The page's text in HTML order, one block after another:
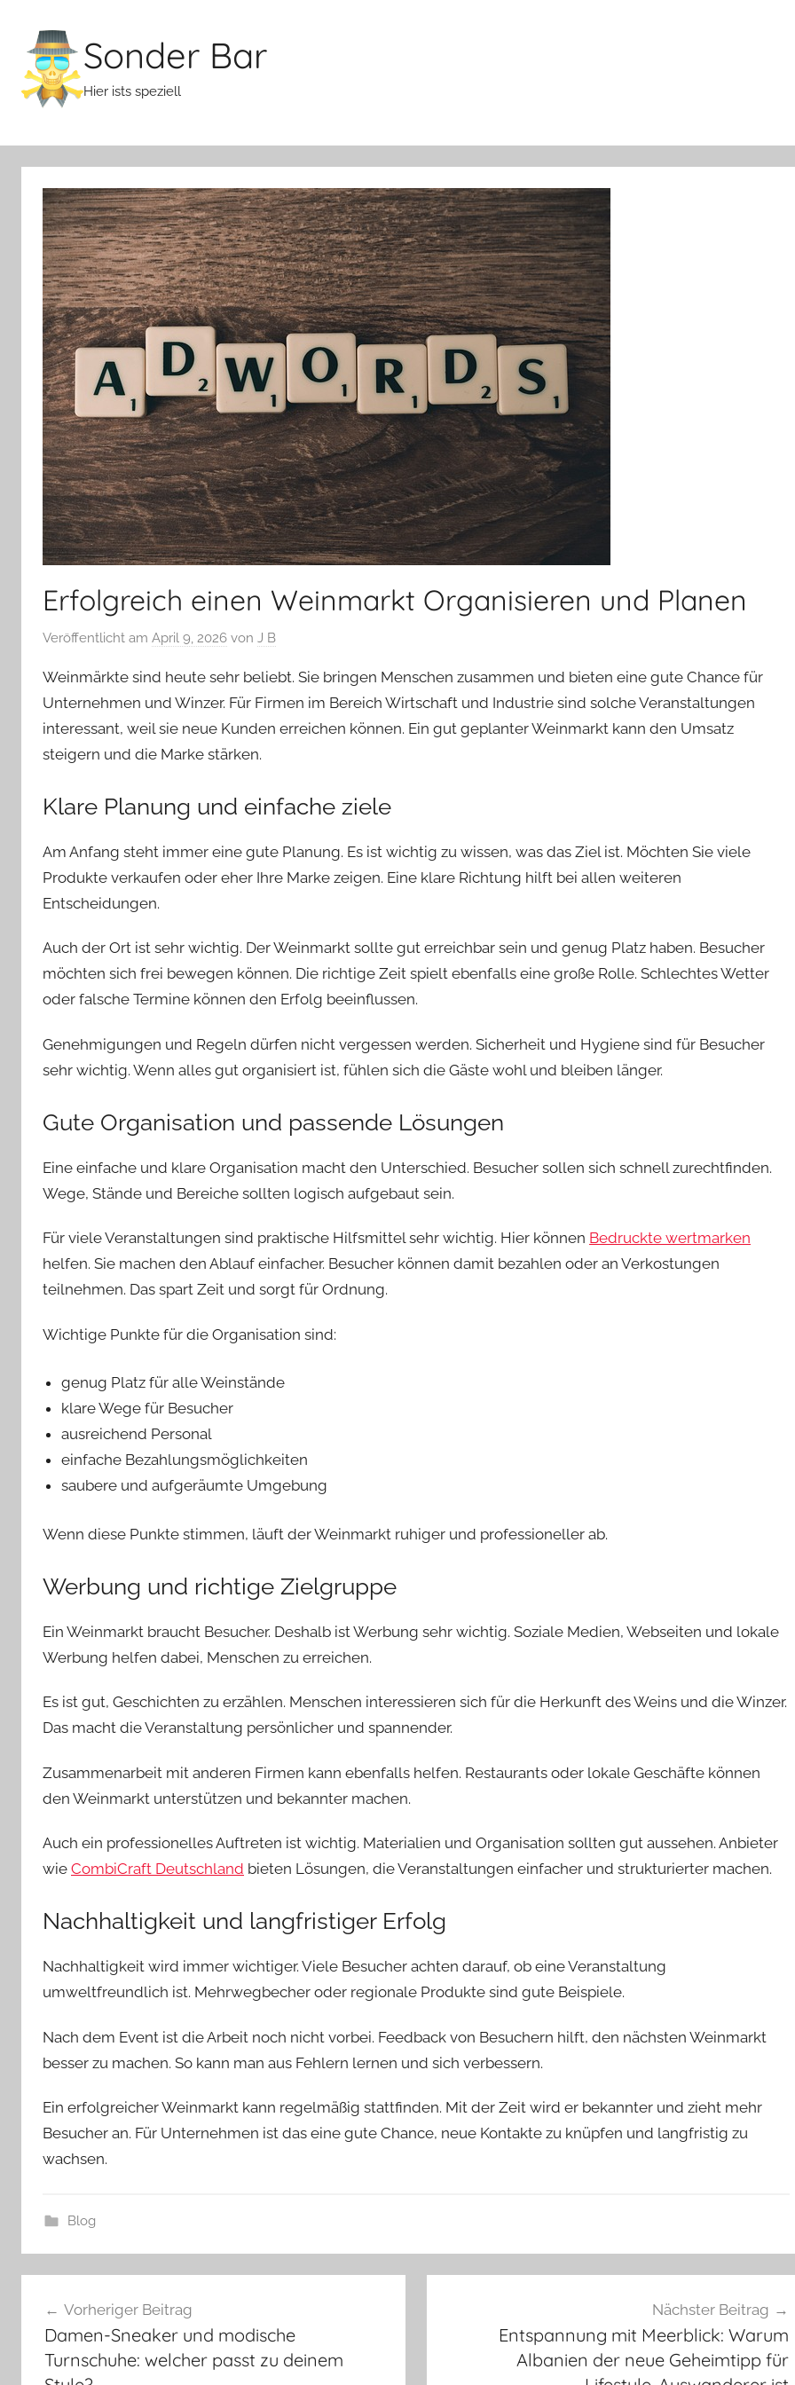
Inhalt
springen
Sonder Bar
Hier ists speziell
Erfolgreich einen Weinmarkt Organisieren und Planen
Veröffentlicht am April 9, 2026 von J B
Weinmärkte sind heute sehr beliebt. Sie bringen Menschen zusammen und bieten eine gute Chance für
Unternehmen und Winzer. Für Firmen im Bereich Wirtschaft und Industrie sind solche Veranstaltungen
interessant, weil sie neue Kunden erreichen können. Ein gut geplanter Weinmarkt kann den Umsatz
steigern und die Marke stärken.
Klare Planung und einfache ziele
Am Anfang steht immer eine gute Planung. Es ist wichtig zu wissen, was das Ziel ist. Möchten Sie viele
Produkte verkaufen oder eher Ihre Marke zeigen. Eine klare Richtung hilft bei allen weiteren
Entscheidungen.
Auch der Ort ist sehr wichtig. Der Weinmarkt sollte gut erreichbar sein und genug Platz haben. Besucher
möchten sich frei bewegen können. Die richtige Zeit spielt ebenfalls eine große Rolle. Schlechtes Wetter
oder falsche Termine können den Erfolg beeinflussen.
Genehmigungen und Regeln dürfen nicht vergessen werden. Sicherheit und Hygiene sind für Besucher
sehr wichtig. Wenn alles gut organisiert ist, fühlen sich die Gäste wohl und bleiben länger.
Gute Organisation und passende Lösungen
Eine einfache und klare Organisation macht den Unterschied. Besucher sollen sich schnell zurechtfinden.
Wege, Stände und Bereiche sollten logisch aufgebaut sein.
Für viele Veranstaltungen sind praktische Hilfsmittel sehr wichtig. Hier können Bedruckte wertmarken
helfen. Sie machen den Ablauf einfacher. Besucher können damit bezahlen oder an Verkostungen
teilnehmen. Das spart Zeit und sorgt für Ordnung.
Wichtige Punkte für die Organisation sind:
genug Platz für alle Weinstände
klare Wege für Besucher
ausreichend Personal
einfache Bezahlungsmöglichkeiten
saubere und aufgeräumte Umgebung
Wenn diese Punkte stimmen, läuft der Weinmarkt ruhiger und professioneller ab.
Werbung und richtige Zielgruppe
Ein Weinmarkt braucht Besucher. Deshalb ist Werbung sehr wichtig. Soziale Medien, Webseiten und lokale
Werbung helfen dabei, Menschen zu erreichen.
Es ist gut, Geschichten zu erzählen. Menschen interessieren sich für die Herkunft des Weins und die Winzer.
Das macht die Veranstaltung persönlicher und spannender.
Zusammenarbeit mit anderen Firmen kann ebenfalls helfen. Restaurants oder lokale Geschäfte können
den Weinmarkt unterstützen und bekannter machen.
Auch ein professionelles Auftreten ist wichtig. Materialien und Organisation sollten gut aussehen. Anbieter
wie CombiCraft Deutschland bieten Lösungen, die Veranstaltungen einfacher und strukturierter machen.
Nachhaltigkeit und langfristiger Erfolg
Nachhaltigkeit wird immer wichtiger. Viele Besucher achten darauf, ob eine Veranstaltung
umweltfreundlich ist. Mehrwegbecher oder regionale Produkte sind gute Beispiele.
Nach dem Event ist die Arbeit noch nicht vorbei. Feedback von Besuchern hilft, den nächsten Weinmarkt
besser zu machen. So kann man aus Fehlern lernen und sich verbessern.
Ein erfolgreicher Weinmarkt kann regelmäßig stattfinden. Mit der Zeit wird er bekannter und zieht mehr
Besucher an. Für Unternehmen ist das eine gute Chance, neue Kontakte zu knüpfen und langfristig zu
wachsen.
Blog
Vorheriger Beitrag
Damen-Sneaker und modische
Turnschuhe: welcher passt zu deinem
Nächster Beitrag
Entspannung mit Meerblick: Warum
Albanien der neue Geheimtipp für